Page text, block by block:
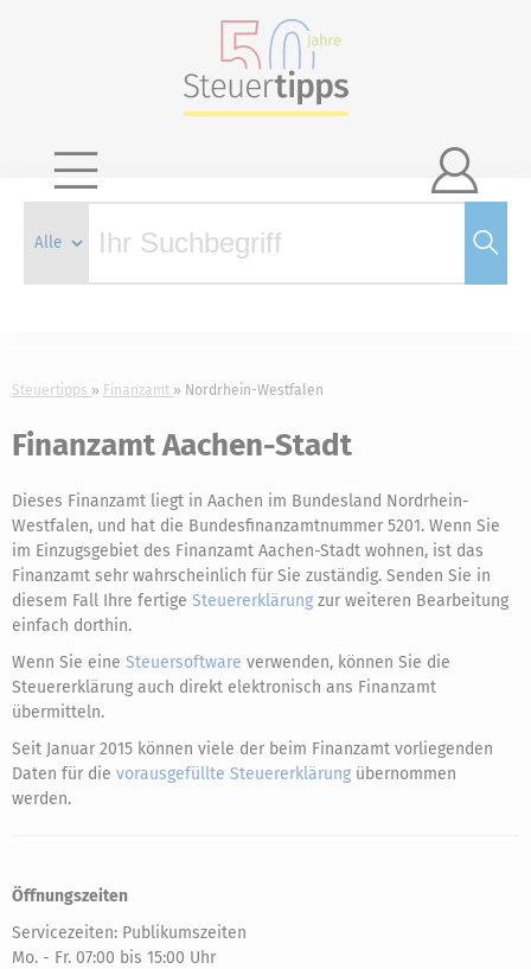

Steuertipps Finanzamt Nordrhein-Westfalen
Finanzamt Aachen-Stadt
Dieses Finanzamt liegt in Aachen im Bundesland Nordrhein-
Westfalen, und hat die Bundesfinanzamtnummer 5201. Wenn Sie
im Einzugsgebiet des Finanzamt Aachen-Stadt wohnen, ist das
Finanzamt sehr wahrscheinlich für Sie zuständig. Senden Sie in
diesem Fall Ihre fertige Steuererklärung zur weiteren Bearbeitung
einfach dorthin.
Wenn Sie eine Steuersoftware verwenden, können Sie die
Steuererklärung auch direkt elektronisch ans Finanzamt
übermitteln.
Seit Januar 2015 können viele der beim Finanzamt vorliegenden
Daten für die vorausgefüllte Steuererklärung übernommen
werden.
Öffnungszeiten
Servicezeiten: Publikumszeiten
Mo. - Fr. 07:00 bis 15:00 Uhr